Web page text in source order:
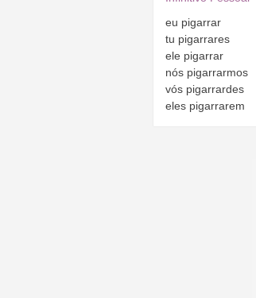
eu pigarrar
tu pigarrares
ele pigarrar
nós pigarrarmos
vós pigarrardes
eles pigarrarem